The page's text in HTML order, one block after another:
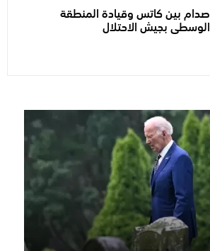
صدام بين كاتس وقيادة المنطقة
الوسطى بجيش الاحتلال